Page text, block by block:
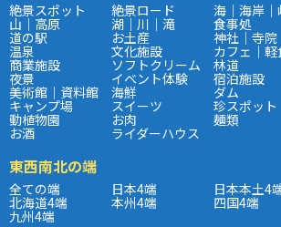
絶景スポット 絶景ロード 海｜海岸｜
山｜高原 湖｜川｜滝 食事処
道の駅 お土産 神社｜寺院
温泉 文化施設 カフェ｜軽
商業施設 ソフトクリーム 林道
夜景 イベント体験 宿泊施設
美術館｜資料館 海鮮 ダム
キャンプ場 スイーツ 珍スポット
動植物園 お肉 麺類
お酒 ライダーハウス
東西南北の端
全ての端 日本4端 日本本土4
北海道4端 本州4端 四国4端
九州4端